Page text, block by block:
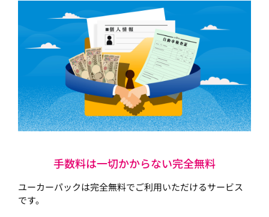
手数料は一切かからない完全無料
ユーカーパックは完全無料でご利用いただけるサービス
です。